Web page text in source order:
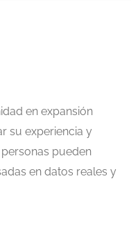
en expansión
su experiencia y
pueden
en datos reales y